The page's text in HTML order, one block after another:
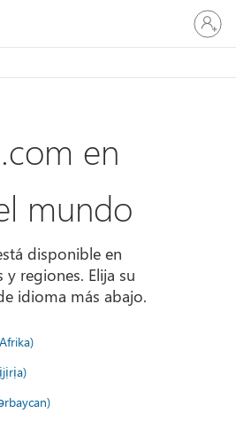
Iniciar
sesión
en
cuenta
en
mundo
disponible en
y regiones. Elija su
idioma más abajo.